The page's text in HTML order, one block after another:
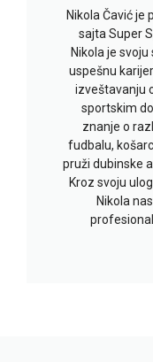
Nikola Čavić je
sajta Super
Nikola je
uspešnu
izveštavanju
sportskim
znanje o
fudbalu,
pruži dubinske
Kroz svoju
Nikola